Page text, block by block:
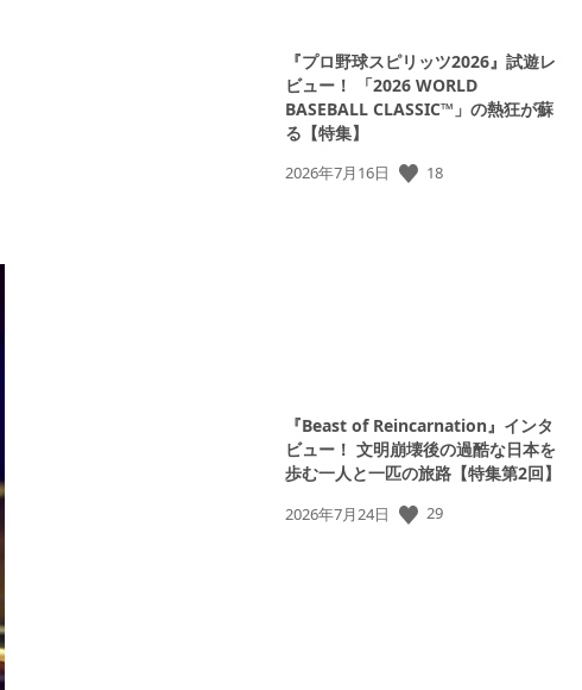
『プロ野球スピリッツ2026』試遊レ
ビュー！ 「2026 WORLD
BASEBALL CLASSIC™」の熱狂が蘇
る【特集】
公
2026年7月16日 18
『Beast of Reincarnation』インタ
ビュー！ 文明崩壊後の過酷な日本を
歩む一人と一匹の旅路【特集第2回】
公
2026年7月24日 29